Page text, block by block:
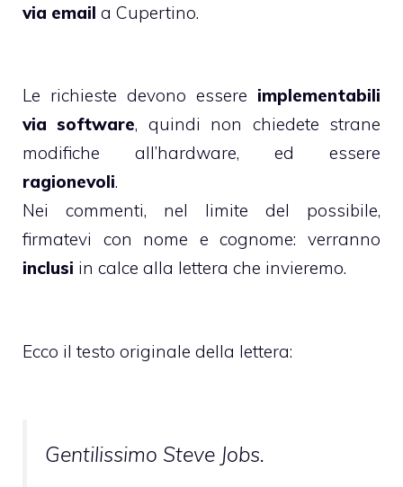
via email a Cupertino.
Le richieste devono essere implementabili
via software, quindi non chiedete strane
modifiche all’hardware, ed essere
ragionevoli.
Nei commenti, nel limite del possibile,
firmatevi con nome e cognome: verranno
inclusi in calce alla lettera che invieremo.
Ecco il testo originale della lettera:
Gentilissimo Steve Jobs.